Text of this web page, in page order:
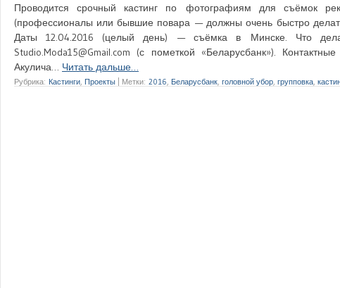
Проводится срочный кастинг по фотографиям для съёмок
(профессионалы или бывшие повара — должны очень быстро
Даты 12.04.2016 (целый день) — съёмка в Минске. Что
Studio.Moda15@Gmail.com (с пометкой «Беларусбанк»).
Акулича… Читать дальше…
Рубрика: Кастинги Проекты Метки: 2016 Беларусбанк головной убор групповка